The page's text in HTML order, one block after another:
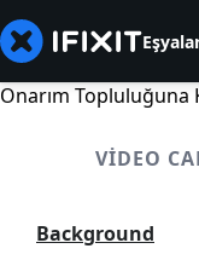
Onarım Topluluğuna
VIDEO
Background